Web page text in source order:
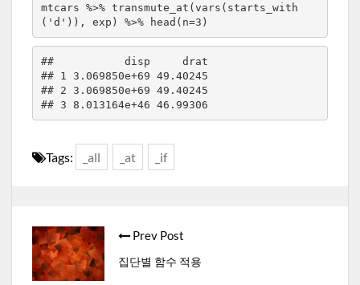
mtcars %>% transmute_at(vars(starts_with
##           disp     drat
## 1 3.069850e+69 49.40245
## 2 3.069850e+69 49.40245
Tags: _all _at _if
Post
navigation
Prev Post
집단별 함수 적용